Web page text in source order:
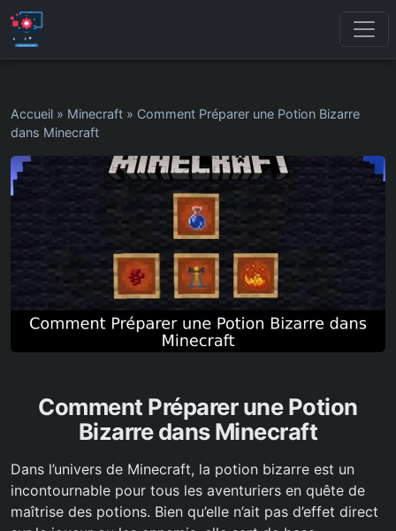
Accueil » Minecraft » Comment Préparer une Potion Bizarre
dans Minecraft
Comment Préparer une Potion
Bizarre dans Minecraft
Dans l’univers de Minecraft, la potion bizarre est un
incontournable pour tous les aventuriers en quête de
maîtrise des potions. Bien qu’elle n’ait pas d’effet direct